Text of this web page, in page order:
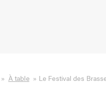
» À table » Le Festival des